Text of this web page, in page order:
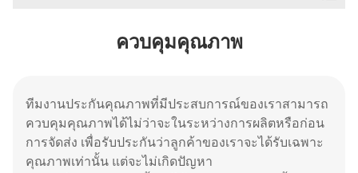
ควบคุมคุณภาพ
ทีมงานประกันคุณภาพที่มีประสบการณ์ของเราสามารถ
ควบคุมคุณภาพได้ไม่ว่าจะในระหว่างการผลิตหรือก่อน
การจัดส่ง เพื่อรับประกันว่าลูกค้าของเราจะได้รับเฉพาะ
คุณภาพเท่านั้น แต่จะไม่เกิดปัญหา